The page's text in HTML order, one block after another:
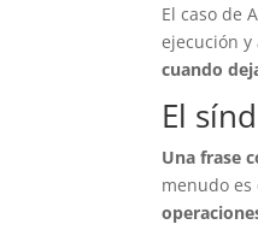
El caso de
ejecución
cuando
El
Una frase
menudo